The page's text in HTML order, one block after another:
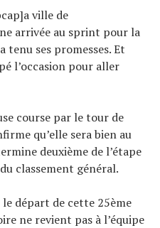
ville de
arrivée au sprint pour la
tenu ses promesses. Et
l’occasion pour aller
course par le tour de
qu’elle sera bien au
deuxième de l’étape
classement général.
départ de cette 25ème
ne revient pas à l’équipe